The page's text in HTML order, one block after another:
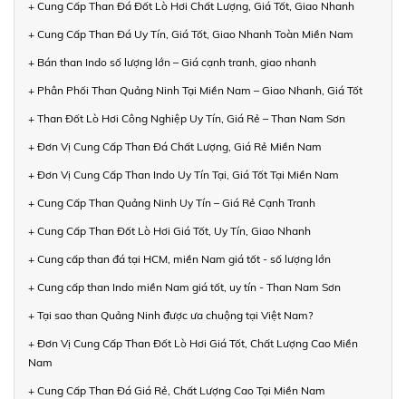
+ Cung Cấp Than Đá Đốt Lò Hơi Chất Lượng, Giá Tốt, Giao Nhanh
+ Cung Cấp Than Đá Uy Tín, Giá Tốt, Giao Nhanh Toàn Miền Nam
+ Bán than Indo số lượng lớn – Giá cạnh tranh, giao nhanh
+ Phân Phối Than Quảng Ninh Tại Miền Nam – Giao Nhanh, Giá Tốt
+ Than Đốt Lò Hơi Công Nghiệp Uy Tín, Giá Rẻ – Than Nam Sơn
+ Đơn Vị Cung Cấp Than Đá Chất Lượng, Giá Rẻ Miền Nam
+ Đơn Vị Cung Cấp Than Indo Uy Tín Tại, Giá Tốt Tại Miền Nam
+ Cung Cấp Than Quảng Ninh Uy Tín – Giá Rẻ Cạnh Tranh
+ Cung Cấp Than Đốt Lò Hơi Giá Tốt, Uy Tín, Giao Nhanh
+ Cung cấp than đá tại HCM, miền Nam giá tốt - số lượng lớn
+ Cung cấp than Indo miền Nam giá tốt, uy tín - Than Nam Sơn
+ Tại sao than Quảng Ninh được ưa chuộng tại Việt Nam?
+ Đơn Vị Cung Cấp Than Đốt Lò Hơi Giá Tốt, Chất Lượng Cao Miền
Nam
+ Cung Cấp Than Đá Giá Rẻ, Chất Lượng Cao Tại Miền Nam